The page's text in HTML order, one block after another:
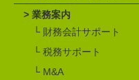
> 業務案内
└ 財務会計サポート
└ 税務サポート
└ M&A